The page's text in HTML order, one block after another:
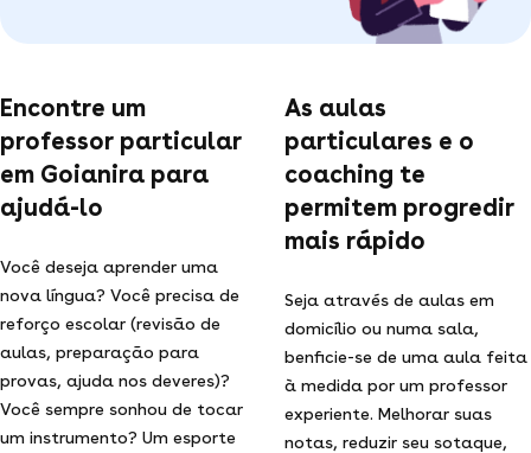
Encontre um
professor particular
em Goianira para
ajudá-lo
Você deseja aprender uma
nova língua? Você precisa de
reforço escolar (revisão de
aulas, preparação para
provas, ajuda nos deveres)?
Você sempre sonhou de tocar
um instrumento? Um esporte
As aulas
particulares e o
coaching te
permitem progredir
mais rápido
Seja através de aulas em
domicílio ou numa sala,
benficie-se de uma aula feita
à medida por um professor
experiente. Melhorar suas
notas, reduzir seu sotaque,